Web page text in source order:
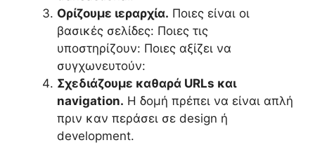
Ορίζουμε ιεραρχία. Ποιες είναι οι
βασικές σελίδες: Ποιες τις
υποστηρίζουν: Ποιες αξίζει να
συγχωνευτούν:
Σχεδιάζουμε καθαρά URLs και
navigation. Η δομή πρέπει να είναι απλή
πριν καν περάσει σε design ή
development.